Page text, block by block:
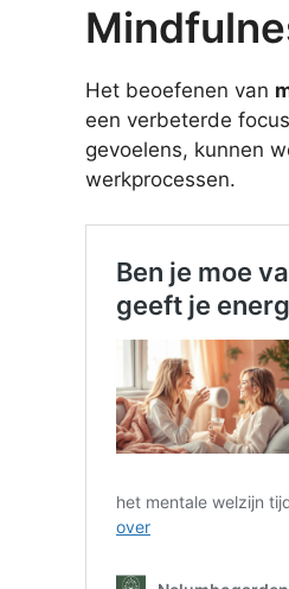
Het beoefenen van
een verbeterde
gevoelens, kunnen
werkprocessen.